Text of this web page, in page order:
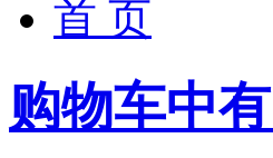
首 页
购物车中有